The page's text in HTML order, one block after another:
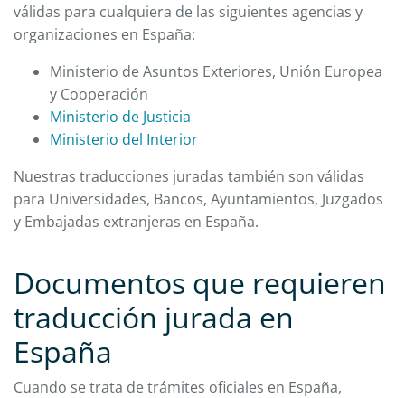
válidas para cualquiera de las siguientes agencias y
organizaciones en España:
Ministerio de Asuntos Exteriores, Unión Europea
y Cooperación
Ministerio de Justicia
Ministerio del Interior
Nuestras traducciones juradas también son válidas
para Universidades, Bancos, Ayuntamientos, Juzgados
y Embajadas extranjeras en España.
Documentos que requieren
traducción jurada en
España
Cuando se trata de trámites oficiales en España,